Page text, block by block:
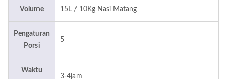
Volume 15L / 10Kg Nasi Matang
Pengaturan
Porsi
5
Waktu
3-4jam